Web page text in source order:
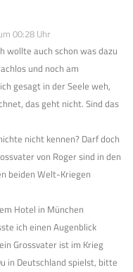
00:28 Uhr
wollte auch schon was dazu
und noch am
gesagt in der Seele weh,
das geht nicht. Sind das
nicht kennen? Darf doch
von Roger sind in den
beiden Welt-Kriegen
Hotel in München
ich einen Augenblick
Grossvater ist im Krieg
in Deutschland spielst, bitte